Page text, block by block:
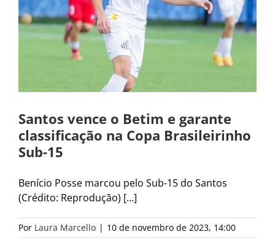
Santos vence o Betim e garante
classificação na Copa Brasileirinho
Sub-15
Benício Posse marcou pelo Sub-15 do Santos
(Crédito: Reprodução) [...]
Por Laura Marcello | 10 de novembro de 2023, 14:00